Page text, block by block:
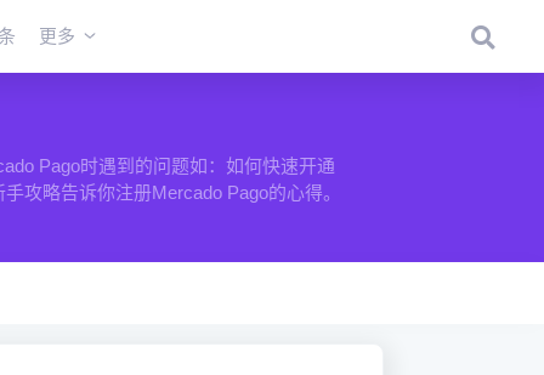
更多
Pago时遇到的问题如：如何快速开通
攻略告诉你注册Mercado Pago的心得。